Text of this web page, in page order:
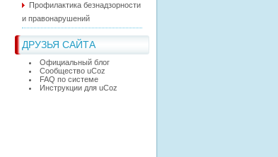
Профилактика безнадзорности
и правонарушений
ДРУЗЬЯ САЙТА
Официальный блог
Сообщество uCoz
FAQ по системе
Инструкции для uCoz